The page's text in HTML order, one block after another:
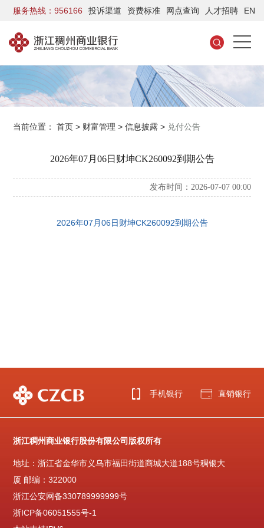
服务热线：956166 投诉渠道 资费标准 网点查询 人才招聘 EN
当前位置：首页 > 财富管理 >信息披露 > 兑付公告
2026年07月06日财坤CK260092到期公告
发布时间：2026-07-07 00:00
2026年07月06日财坤CK260092到期公告
手机银行 直销银行
浙江稠州商业银行股份有限公司版权所有
地址：浙江省金华市义乌市福田街道商城大道188号稠银大
厦 邮编：322000
浙江公安网备330789999999号
浙ICP备06051555号-1